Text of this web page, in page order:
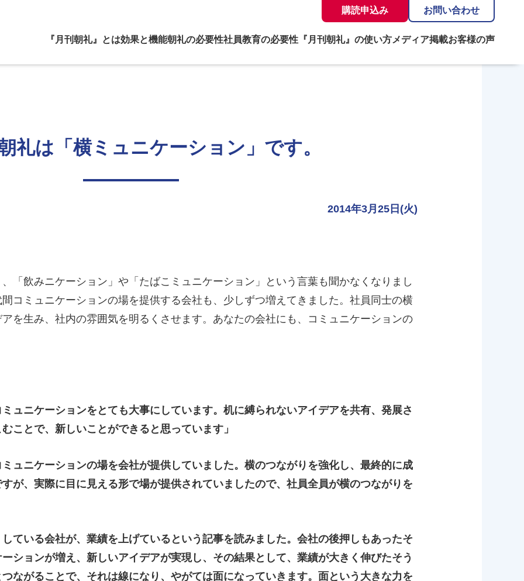
購読申込み お問い合わせ
『月刊朝礼』とは効果と機能朝礼の必要性社員教育の必要性 『月刊朝礼』の使い方メディア掲載お客様の声
礼は「横ミュニケーション」です。
2014年3月25日(火)
「飲みニケーション」や「たばこミュニケーション」という言葉も聞かなくなりまし
コミュニケーションの場を提供する会社も、少しずつ増えてきました。社員同士の横
を生み、社内の雰囲気を明るくさせます。あなたの会社にも、コミュニケーションの
ュニケーションをとても大事にしています。机に縛られないアイデアを共有、発展さ
ことで、新しいことができると思っています」
ュニケーションの場を会社が提供していました。横のつながりを強化し、最終的に成
が、実際に目に見える形で場が提供されていましたので、社員全員が横のつながりを
ている会社が、業績を上げているという記事を読みました。会社の後押しもあったそ
ションが増え、新しいアイデアが実現し、その結果として、業績が大きく伸びたそう
ながることで、それは線になり、やがては面になっていきます。面という大きな力を